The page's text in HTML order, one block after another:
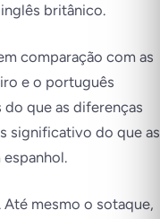
britânico.
comparação com as
e o português
que as diferenças
significativo do que as
mesmo o sotaque,